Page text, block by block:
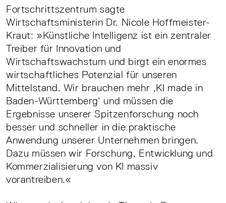
Fortschrittszentrum sagte
Wirtschaftsministerin Dr. Nicole Hoffmeister-
Kraut: »Künstliche Intelligenz ist ein zentraler
Treiber für Innovation und
Wirtschaftswachstum und birgt ein enormes
wirtschaftliches Potenzial für unseren
Mittelstand. Wir brauchen mehr ‚KI made in
Baden-Württemberg‘ und müssen die
Ergebnisse unserer Spitzenforschung noch
besser und schneller in die praktische
Anwendung unserer Unternehmen bringen.
Dazu müssen wir Forschung, Entwicklung und
Kommerzialisierung von KI massiv
vorantreiben.«